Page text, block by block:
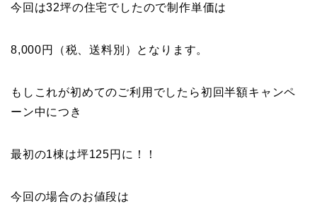
今回は32坪の住宅でしたので制作単価は
8,000円（税、送料別）となります。
もしこれが初めてのご利用でしたら初回半額キャンペ
ーン中につき
最初の1棟は坪125円に！！
今回の場合のお値段は